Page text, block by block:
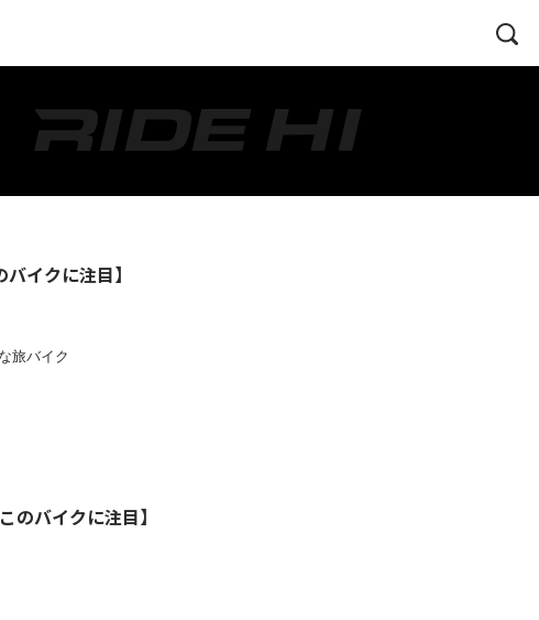
イクに注目】
旅バイク
のバイクに注目】